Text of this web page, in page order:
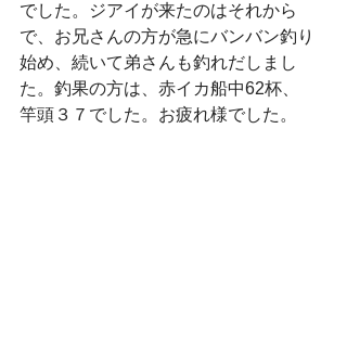
でした。ジアイが来たのはそれから
で、お兄さんの方が急にバンバン釣り
始め、続いて弟さんも釣れだしまし
た。釣果の方は、赤イカ船中62杯、
竿頭３７でした。お疲れ様でした。